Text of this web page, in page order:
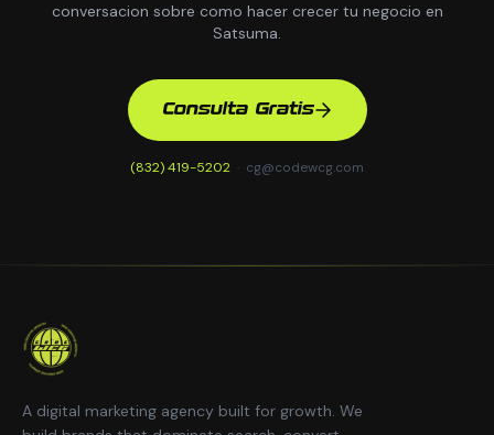
conversacion sobre como hacer crecer tu negocio en
Satsuma.
Consulta Gratis
(832) 419-5202 · cg@codewcg.com
A digital marketing agency built for growth. We